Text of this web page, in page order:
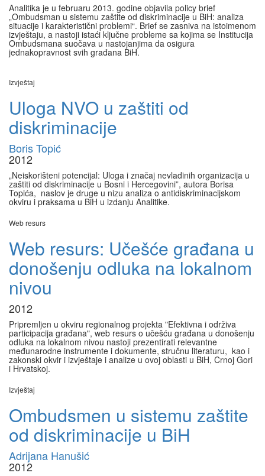
Analitika je u februaru 2013. godine objavila policy brief
„Ombudsman u sistemu zaštite od diskriminacije u BiH: analiza
situacije i karakteristični problemi“. Brief se zasniva na istoimenom
izvještaju, a nastoji istaći ključne probleme sa kojima se Institucija
Ombudsmana suočava u nastojanjima da osigura
jednakopravnost svih građana BiH.
Izvještaj
Uloga NVO u zaštiti od
diskriminacije
Boris Topić
2012
„Neiskorišteni potencijal: Uloga i značaj nevladinih organizacija u
zaštiti od diskriminacije u Bosni i Hercegovini”, autora Borisa
Topića, naslov je druge u nizu analiza o antidiskriminacijskom
okviru i praksama u BiH u izdanju Analitike.
Web resurs
Web resurs: Učešće građana u
donošenju odluka na lokalnom
nivou
2012
Pripremljen u okviru regionalnog projekta "Efektivna i održiva
participacija građana", web resurs o učešću građana u donošenju
odluka na lokalnom nivou nastoji prezentirati relevantne
međunarodne instrumente i dokumente, stručnu literaturu, kao i
zakonski okvir i izvještaje i analize u ovoj oblasti u BiH, Crnoj Gori
i Hrvatskoj.
Izvještaj
Ombudsmen u sistemu zaštite
od diskriminacije u BiH
Adrijana Hanušić
2012